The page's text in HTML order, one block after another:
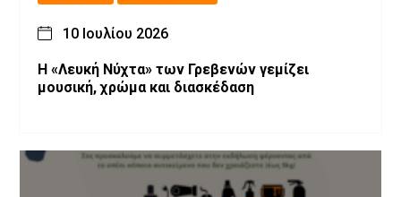
10 Ιουλίου 2026
Η «Λευκή Νύχτα» των Γρεβενών γεμίζει
μουσική, χρώμα και διασκέδαση